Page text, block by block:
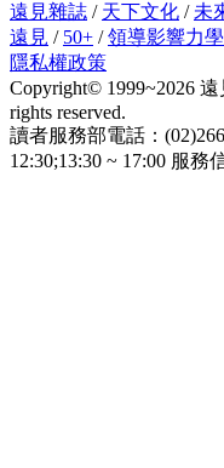
遠見雜誌 / 天下文化 / 未
遠見 / 50+ /領導影響力
隱私權政策
Copyright© 1999~2026
rights reserved.
讀者服務部電話：
12:30;13:30 ~ 17:00 服務